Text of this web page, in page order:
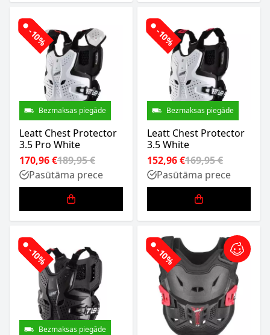
-10%
Bezmaksas piegāde
Leatt Chest Protector
3.5 Pro White
170,96 €189,95 €
Pasūtāma prece
-10%
Bezmaksas piegāde
Leatt Chest Protector
3.5 White
152,96 €169,95 €
Pasūtāma prece
-10%
Bezmaksas piegāde
-10%